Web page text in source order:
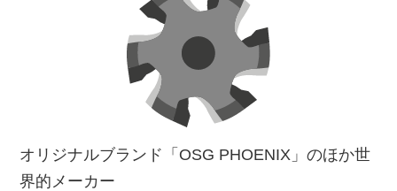
オリジナルブランド「OSG PHOENIX」のほか世
界的メーカー